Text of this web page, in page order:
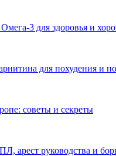
3 для здоровья и
для похудения и
советы и секреты
арест руководства и